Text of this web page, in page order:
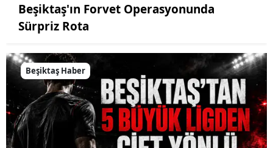
Beşiktaş'ın Forvet Operasyonunda
Sürpriz Rota
Beşiktaş Haber